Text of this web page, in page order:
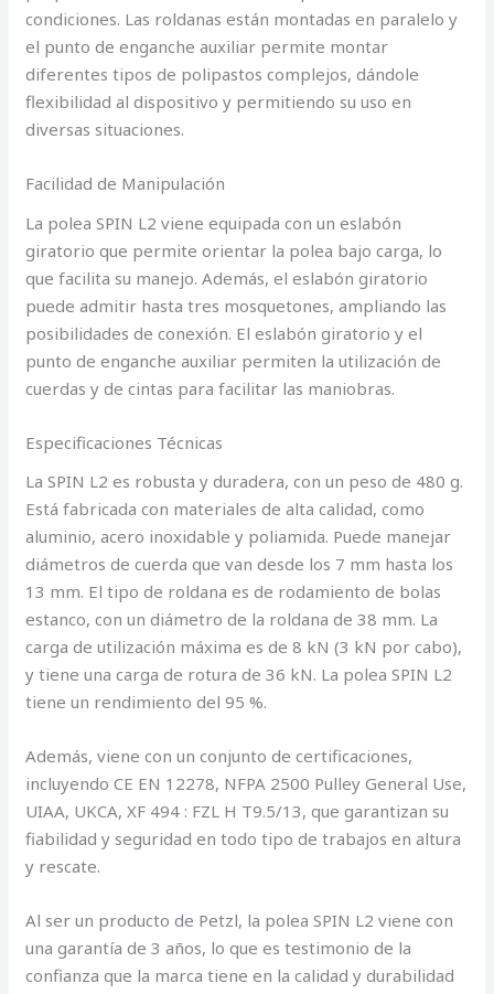
condiciones. Las roldanas están montadas en paralelo y
el punto de enganche auxiliar permite montar
diferentes tipos de polipastos complejos, dándole
flexibilidad al dispositivo y permitiendo su uso en
diversas situaciones.
Facilidad de Manipulación
La polea SPIN L2 viene equipada con un eslabón
giratorio que permite orientar la polea bajo carga, lo
que facilita su manejo. Además, el eslabón giratorio
puede admitir hasta tres mosquetones, ampliando las
posibilidades de conexión. El eslabón giratorio y el
punto de enganche auxiliar permiten la utilización de
cuerdas y de cintas para facilitar las maniobras.
Especificaciones Técnicas
La SPIN L2 es robusta y duradera, con un peso de 480 g.
Está fabricada con materiales de alta calidad, como
aluminio, acero inoxidable y poliamida. Puede manejar
diámetros de cuerda que van desde los 7 mm hasta los
13 mm. El tipo de roldana es de rodamiento de bolas
estanco, con un diámetro de la roldana de 38 mm. La
carga de utilización máxima es de 8 kN (3 kN por cabo),
y tiene una carga de rotura de 36 kN. La polea SPIN L2
tiene un rendimiento del 95 %.
Además, viene con un conjunto de certificaciones,
incluyendo CE EN 12278, NFPA 2500 Pulley General Use,
UIAA, UKCA, XF 494 : FZL H T9.5/13, que garantizan su
fiabilidad y seguridad en todo tipo de trabajos en altura
y rescate.
Al ser un producto de Petzl, la polea SPIN L2 viene con
una garantía de 3 años, lo que es testimonio de la
confianza que la marca tiene en la calidad y durabilidad